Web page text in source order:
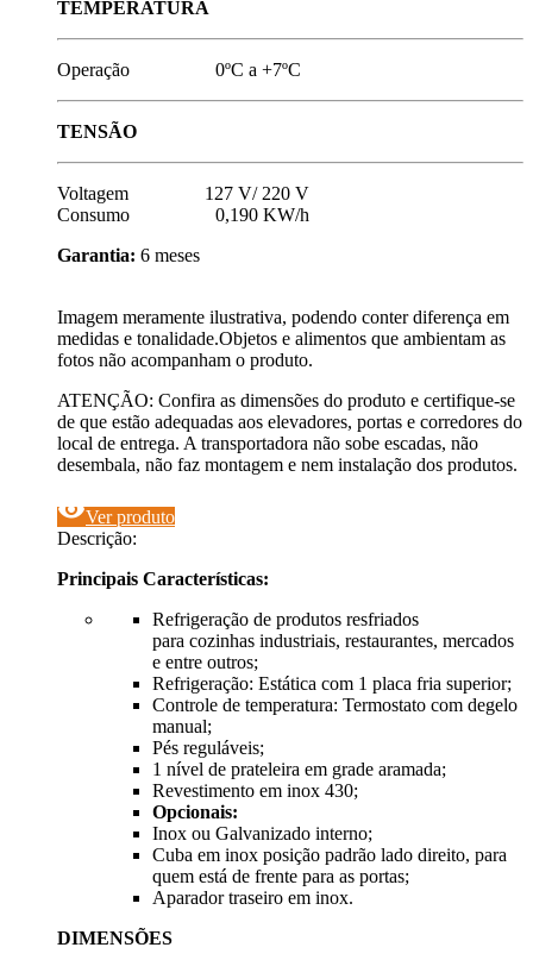
TEMPERATURA
Operação 0ºC a +7ºC
TENSÃO
Voltagem 127 V/ 220 V
Consumo 0,190 KW/h
Garantia: 6 meses
Imagem meramente ilustrativa, podendo conter diferença em
medidas e tonalidade.Objetos e alimentos que ambientam as
fotos não acompanham o produto.
ATENÇÃO: Confira as dimensões do produto e certifique-se
de que estão adequadas aos elevadores, portas e corredores do
local de entrega. A transportadora não sobe escadas, não
desembala, não faz montagem e nem instalação dos produtos.
visibilityVer produto
Descrição:
Principais Características:
Refrigeração de produtos resfriados
para cozinhas industriais, restaurantes, mercados
e entre outros;
Refrigeração: Estática com 1 placa fria superior;
Controle de temperatura: Termostato com degelo
manual;
Pés reguláveis;
1 nível de prateleira em grade aramada;
Revestimento em inox 430;
Opcionais:
Inox ou Galvanizado interno;
Cuba em inox posição padrão lado direito, para
quem está de frente para as portas;
Aparador traseiro em inox.
DIMENSÕES